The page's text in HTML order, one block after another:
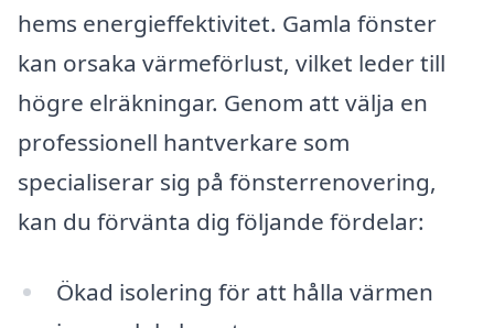
hems energieffektivitet. Gamla fönster
kan orsaka värmeförlust, vilket leder till
högre elräkningar. Genom att välja en
professionell hantverkare som
specialiserar sig på fönsterrenovering,
kan du förvänta dig följande fördelar:
Ökad isolering för att hålla värmen